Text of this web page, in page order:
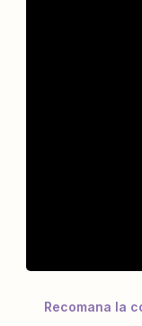
Recomana la